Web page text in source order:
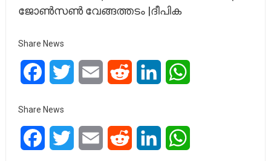
ജോൺസൺ വേങ്ങത്തടം |ദീപിക
Share News
FacebookTwitter Email Reddit LinkedIn
Share News
FacebookTwitter Email Reddit LinkedIn